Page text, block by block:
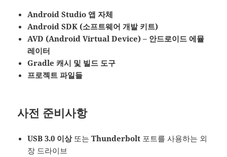
Android Studio 앱 자체
Android SDK (소프트웨어 개발 키트)
AVD (Android Virtual Device) – 안드로이드 에뮬
레이터
Gradle 캐시 및 빌드 도구
프로젝트 파일들
사전 준비사항
USB 3.0 이상또는Thunderbolt 포트를 사용하는 외
장 드라이브